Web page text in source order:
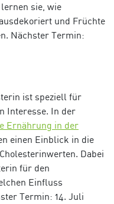
sie, wie
und Früchte
Nächster Termin:
ist speziell für
Interesse. In der
Ernährung in der
einen Einblick in die
Dabei
für den
Einfluss
Termin: 14. Juli